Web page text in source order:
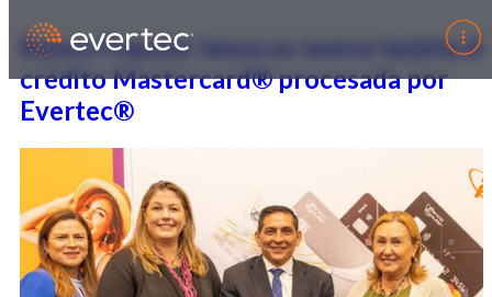
Banco Popular lanza su nueva tarjeta
crédito Mastercard® procesada por
Evertec®